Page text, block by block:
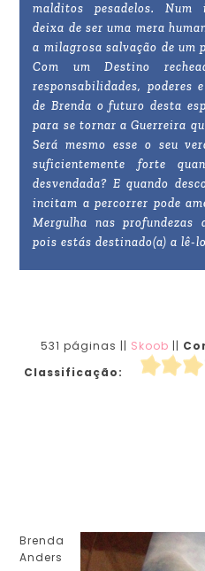
malditos pesadelos. Num
deixa de ser uma mera
a milagrosa salvação de um
Com um Destino
responsabilidades, poderes
de Brenda o futuro desta
para se tornar a Guerreira
Será mesmo esse o seu
suficientemente forte
desvendada? E quando
incitam a percorrer pode
Mergulha nas profundezas
pois estás destinado(a) a lê-
531 páginas || Skoob ||
Classificação:
Brenda
Anders